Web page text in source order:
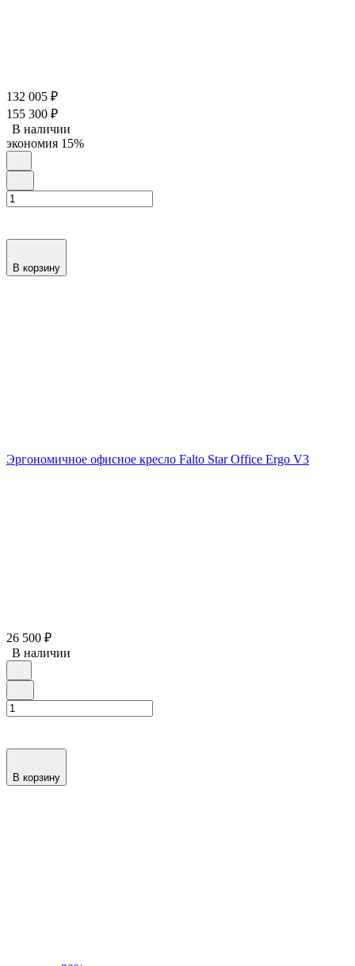
132 005 ₽
155 300 ₽
В наличии
экономия 15%
В корзину
Эргономичное офисное кресло Falto Star Office Ergo V3
26 500 ₽
В наличии
В корзину